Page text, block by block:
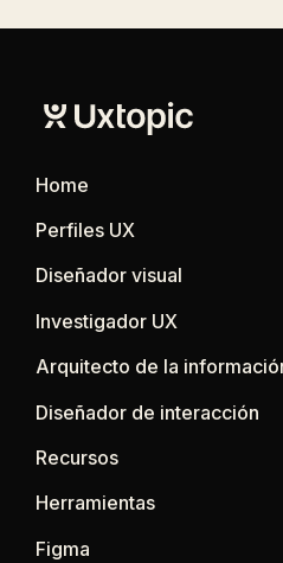
Home
Perfiles UX
Diseñador visual
Investigador UX
Arquitecto de la
Diseñador de interacción
Recursos
Herramientas
Figma